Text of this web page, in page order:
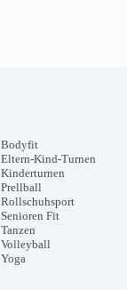
Bodyfit
Eltern-Kind-Turnen
Kinderturnen
Prellball
Rollschuhsport
Senioren Fit
Tanzen
Volleyball
Yoga